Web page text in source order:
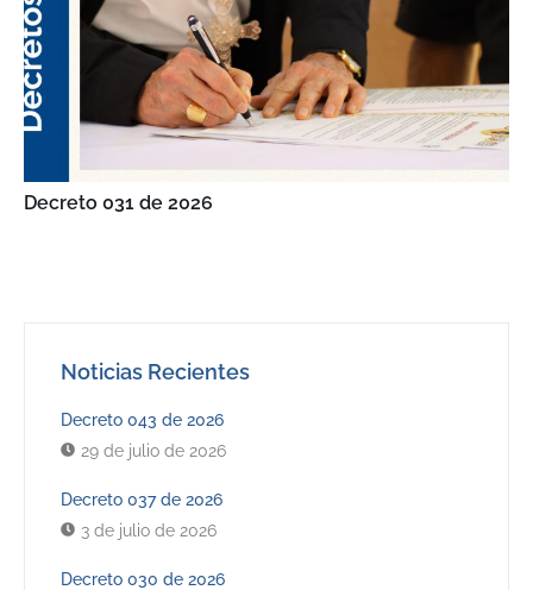
Decreto 031 de 2026
Noticias Recientes
Decreto 043 de 2026
29 de julio de 2026
Decreto 037 de 2026
3 de julio de 2026
Decreto 030 de 2026